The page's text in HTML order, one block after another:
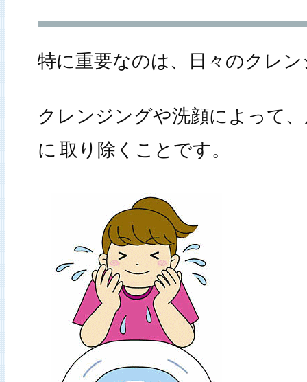
特に重要なのは、日々のクレ
クレンジングや洗顔によって
に 取り除くことです。